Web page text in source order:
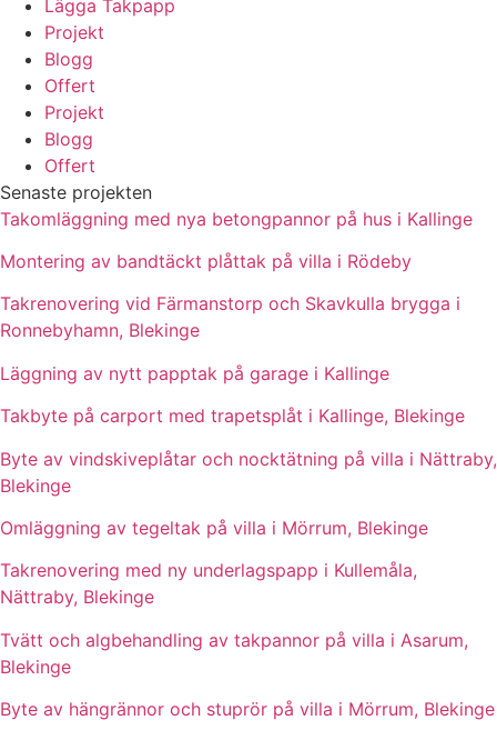
Lägga Takpapp
Projekt
Blogg
Offert
Projekt
Blogg
Offert
Senaste projekten
Takomläggning med nya betongpannor på hus i Kallinge
Montering av bandtäckt plåttak på villa i Rödeby
Takrenovering vid Färmanstorp och Skavkulla brygga i
Ronnebyhamn, Blekinge
Läggning av nytt papptak på garage i Kallinge
Takbyte på carport med trapetsplåt i Kallinge, Blekinge
Byte av vindskiveplåtar och nocktätning på villa i Nättraby,
Blekinge
Omläggning av tegeltak på villa i Mörrum, Blekinge
Takrenovering med ny underlagspapp i Kullemåla,
Nättraby, Blekinge
Tvätt och algbehandling av takpannor på villa i Asarum,
Blekinge
Byte av hängrännor och stuprör på villa i Mörrum, Blekinge